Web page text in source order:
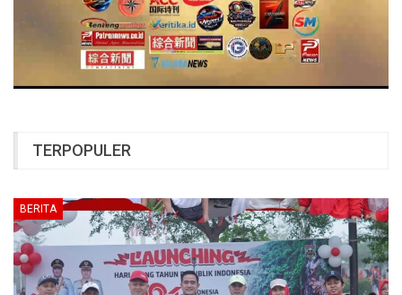
TERPOPULER
BERITA